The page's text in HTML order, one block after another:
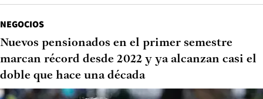
NEGOCIOS
Nuevos pensionados en el primer semestre
marcan récord desde 2022 y ya alcanzan casi el
doble que hace una década